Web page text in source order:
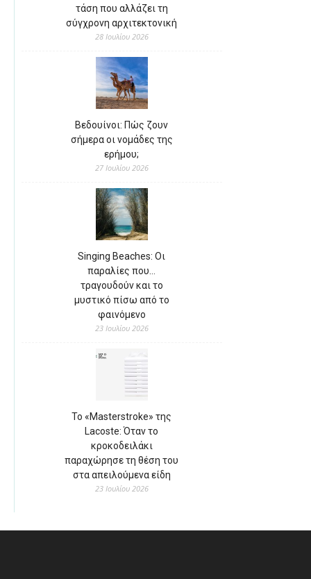
τάση που αλλάζει τη
σύγχρονη αρχιτεκτονική
28 Ιουλίου 2026
Βεδουίνοι: Πώς ζουν
σήμερα οι νομάδες της
ερήμου;
27 Ιουλίου 2026
Singing Beaches: Οι
παραλίες που…
τραγουδούν και το
μυστικό πίσω από το
φαινόμενο
23 Ιουλίου 2026
Το «Masterstroke» της
Lacoste: Όταν το
κροκοδειλάκι
παραχώρησε τη θέση του
στα απειλούμενα είδη
23 Ιουλίου 2026